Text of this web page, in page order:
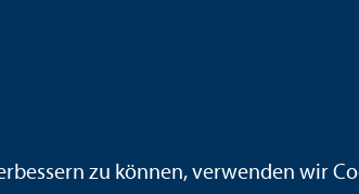
zu können, verwenden wir